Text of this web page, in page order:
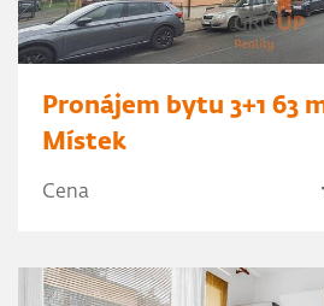
Pronájem bytu 3+1 63
Místek
Cena